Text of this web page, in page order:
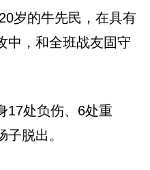
岁的牛先民，在具有
中，和全班战友固守
17处负伤、6处重
脱出。